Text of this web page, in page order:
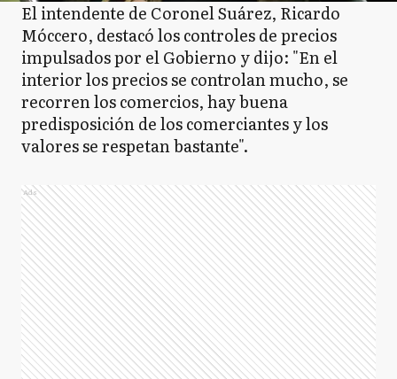
El intendente de Coronel Suárez, Ricardo
Móccero, destacó los controles de precios
impulsados por el Gobierno y dijo: "En el
interior los precios se controlan mucho, se
recorren los comercios, hay buena
predisposición de los comerciantes y los
valores se respetan bastante".
Ads